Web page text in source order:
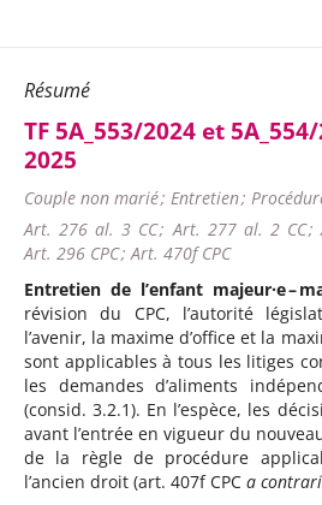
Résumé
TF 5A_553/2024 et
2025
Couple non marié ; Entretien ;
Art. 276 al. 3 CC ; Art. 277 al. 2 CC ;
Art. 296 CPC ; Art. 470f CPC
Entretien de l’enfant majeur·e –
révision du CPC, l’autorité
l’avenir, la maxime d’office et la
sont applicables à tous les litiges
les demandes d’aliments
(consid. 3.2.1). En l’espèce, les
avant l’entrée en vigueur du
de la règle de procédure
l’ancien droit (art. 407f CPC a